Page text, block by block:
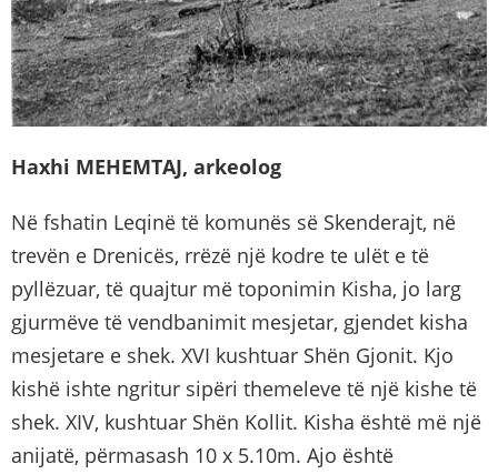
Haxhi MEHEMTAJ, arkeolog
Në fshatin Leqinë të komunës së Skenderajt, në
trevën e Drenicës, rrëzë një kodre te ulët e të
pyllëzuar, të quajtur më toponimin Kisha, jo larg
gjurmëve të vendbanimit mesjetar, gjendet kisha
mesjetare e shek. XVI kushtuar Shën Gjonit. Kjo
kishë ishte ngritur sipëri themeleve të një kishe të
shek. XIV, kushtuar Shën Kollit. Kisha është më një
anijatë, përmasash 10 x 5.10m. Ajo është